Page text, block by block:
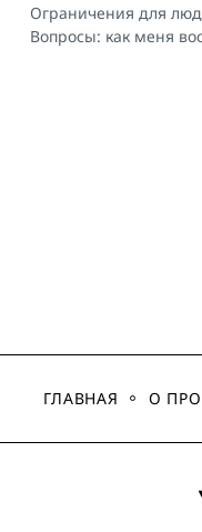
Ограничения для
Вопросы: как меня
ГЛАВНАЯ О